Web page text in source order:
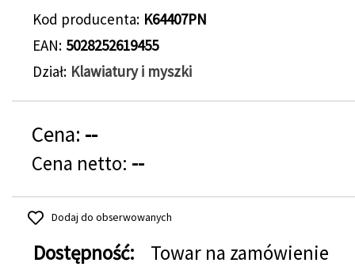
Kod producenta K64407PN
EAN 5028252619455
Dział Klawiatury i myszki
Cena: --
Cena netto: --
Dodaj do obserwowanych
Dostępność:
Towar na zamówienie